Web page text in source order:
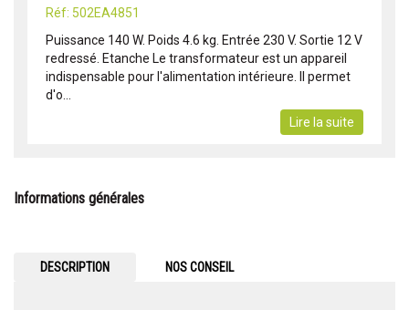
Réf: 502EA4851
Puissance 140 W. Poids 4.6 kg. Entrée 230 V. Sortie 12 V
redressé. Etanche Le transformateur est un appareil
indispensable pour l'alimentation intérieure. Il permet
d'o...
Lire la suite
Informations générales
DESCRIPTION NOS CONSEIL